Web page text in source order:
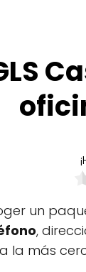
un
,
la más